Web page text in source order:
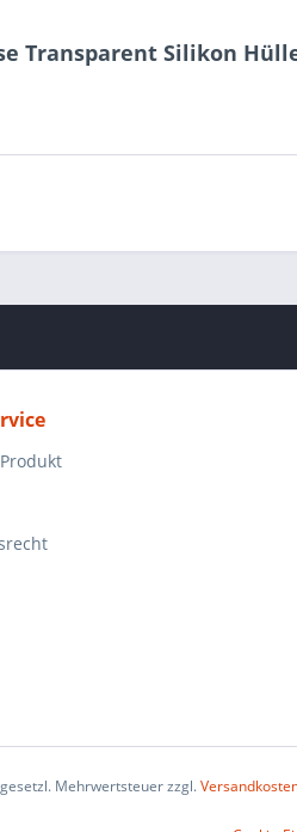
Transparent Silikon
Mehrwertsteuer zzgl.